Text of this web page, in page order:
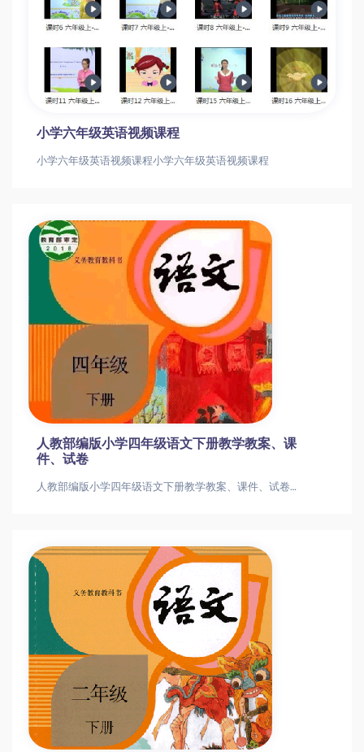
小学六年级英语视频课程
小学六年级英语视频课程小学六年级英语视频课程
人教部编版小学四年级语文下册教学教案、课
件、试卷
人教部编版小学四年级语文下册教学教案、课件、试卷人教部编版小学四年级语文下册教学教案、课件、试卷